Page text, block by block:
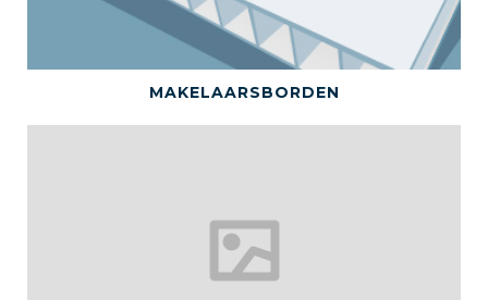
BEKIJK DIT PRODUCT
MAKELAARSBORDEN